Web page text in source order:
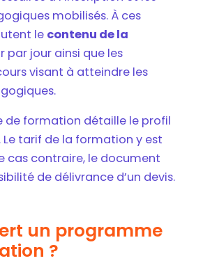
mobilisés. À ces
le contenu de la
par jour ainsi que les
visant à atteindre les
de formation détaille le profil
. Le tarif de la formation y est
cas contraire, le document
de délivrance d’un devis.
un programme
?